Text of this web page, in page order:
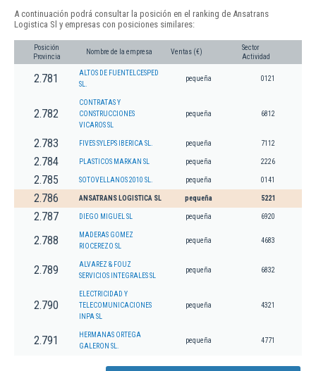
A continuación podrá consultar la posición en el ranking de Ansatrans
Logistica Sl y empresas con posiciones similares:
Posición
Provincia
Nombre de la empresa Ventas (€)
Sector
Actividad
2.781
ALTOS DE FUENTELCESPED
SL.
pequeña 0121
2.782
CONTRATAS Y
CONSTRUCCIONES
VICAROS SL
pequeña 6812
2.783 FIVES SYLEPS IBERICA SL. pequeña 7112
2.784 PLASTICOS MARKAN SL pequeña 2226
2.785 SOTOVELLANOS 2010 SL. pequeña 0141
2.786 ANSATRANS LOGISTICA SL pequeña 5221
2.787 DIEGO MIGUEL SL pequeña 6920
2.788
MADERAS GOMEZ
RIOCEREZO SL
pequeña 4683
2.789
ALVAREZ & FOUZ
SERVICIOS INTEGRALES SL
pequeña 6832
2.790
ELECTRICIDAD Y
TELECOMUNICACIONES
INPA SL
pequeña 4321
2.791
HERMANAS ORTEGA
GALERON SL.
pequeña 4771